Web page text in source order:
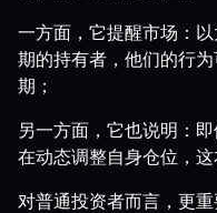
一方面，它提醒市场：
期的持有者，他们的行
期；
另一方面，它也说明：
在动态调整自身仓位，
对普通投资者而言，更